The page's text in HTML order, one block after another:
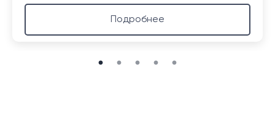
Подробнее